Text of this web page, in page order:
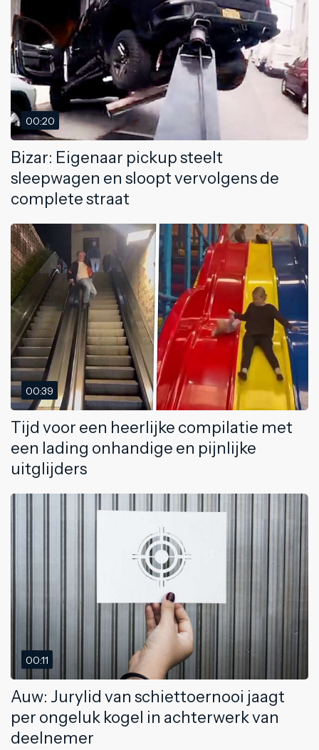
00:20
Bizar: Eigenaar pickup steelt
sleepwagen en sloopt vervolgens de
complete straat
00:39
Tijd voor een heerlijke compilatie met
een lading onhandige en pijnlijke
uitglijders
00:11
Auw: Jurylid van schiettoernooi jaagt
per ongeluk kogel in achterwerk van
deelnemer